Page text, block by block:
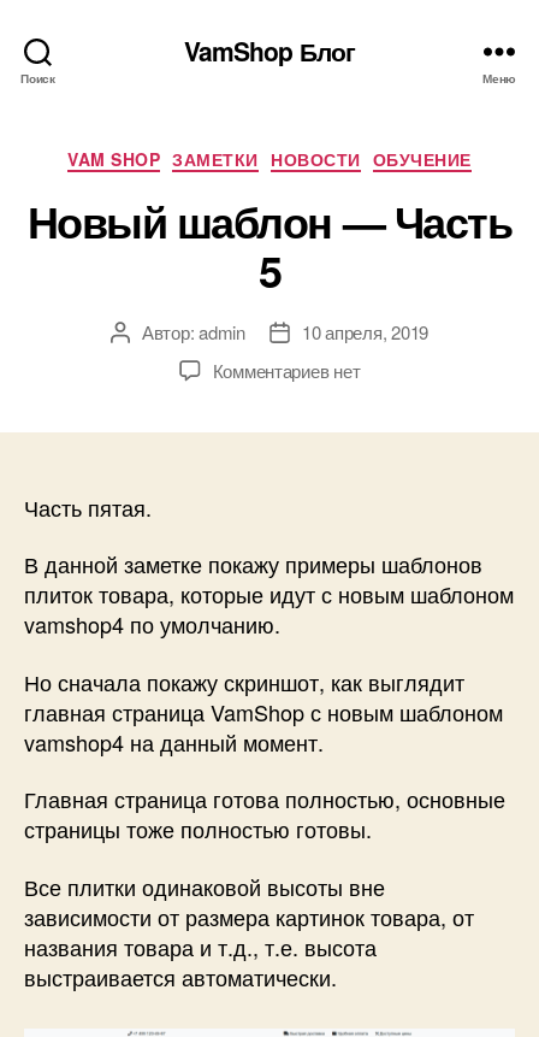
Поиск
VamShop Блог
Меню
Рубрики
VAM SHOP ЗАМЕТКИ НОВОСТИ ОБУЧЕНИЕ
Новый шаблон — Часть
5
АвторАвтор:admin
Дата10 апреля, 2019
Комментариевк
нет
Часть пятая.
В данной заметке покажу примеры шаблонов
плиток товара, которые идут с новым шаблоном
vamshop4 по умолчанию.
Но сначала покажу скриншот, как выглядит
главная страница VamShop с новым шаблоном
vamshop4 на данный момент.
Главная страница готова полностью, основные
страницы тоже полностью готовы.
Все плитки одинаковой высоты вне
зависимости от размера картинок товара, от
названия товара и т.д., т.е. высота
выстраивается автоматически.